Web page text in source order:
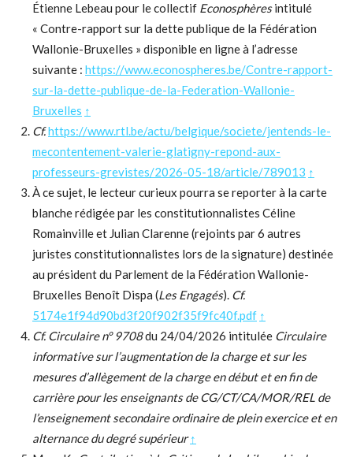
Étienne Lebeau pour le collectif Econosphèresintitulé
« Contre-rapport sur la dette publique de la Fédération
Wallonie-Bruxelles » disponible en ligne à l’adresse
suivante : https://www.econospheres.be/Contre-rapport-
sur-la-dette-publique-de-la-Federation-Wallonie-
Bruxelles ↑
Cf.https://www.rtl.be/actu/belgique/societe/jentends-le-
mecontentement-valerie-glatigny-repond-aux-
professeurs-grevistes/2026-05-18/article/789013 ↑
À ce sujet, le lecteur curieux pourra se reporter à la carte
blanche rédigée par les constitutionnalistes Céline
Romainville et Julian Clarenne (rejoints par 6 autres
juristes constitutionnalistes lors de la signature) destinée
au président du Parlement de la Fédération Wallonie-
Bruxelles Benoît Dispa (Les Engagés). Cf.
5174e1f94d90bd3f20f902f35f9fc40f.pdf ↑
Cf. Circulaire n° 9708du 24/04/2026 intitulée Circulaire
informative sur l’augmentation de la charge et sur les
mesures d’allègement de la charge en début et en fin de
carrière pour les enseignants de CG/CT/CA/MOR/REL de
l’enseignement secondaire ordinaire de plein exercice et en
alternance du degré supérieur ↑